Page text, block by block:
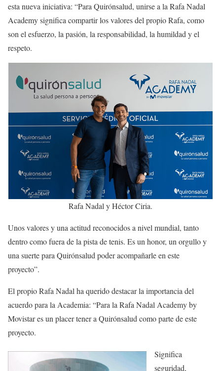
esta nueva iniciativa: “Para Quirónsalud, unirse a la Rafa Nadal
Academy significa compartir los valores del propio Rafa, como
son el esfuerzo, la pasión, la responsabilidad, la humildad y el
respeto.
Rafa Nadal y Héctor Ciria.
Unos valores y una actitud reconocidos a nivel mundial, tanto
dentro como fuera de la pista de tenis. Es un honor, un orgullo y
una suerte para Quirónsalud poder acompañarle en este
proyecto”.
El propio Rafa Nadal ha querido destacar la importancia del
acuerdo para la Academia: “Para la Rafa Nadal Academy by
Movistar es un placer tener a Quirónsalud como parte de este
proyecto.
Significa
seguridad,